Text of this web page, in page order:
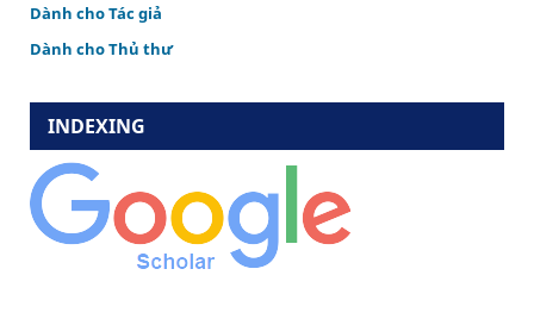
Dành cho Tác giả
Dành cho Thủ thư
INDEXING